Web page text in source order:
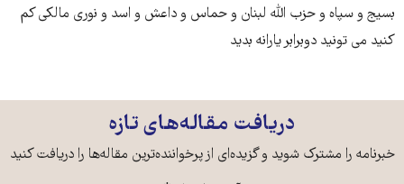
بسیج و سپاه و حزب الله لبنان و حماس و داعش و اسد و نوری مالکی کم
کنید می تونید دوبرابر یارانه بدید
دریافت مقاله‌های تازه
خبرنامه را مشترک شوید و گزیده‌ای از پرخواننده‌ترین مقاله‌ها را دریافت کنید